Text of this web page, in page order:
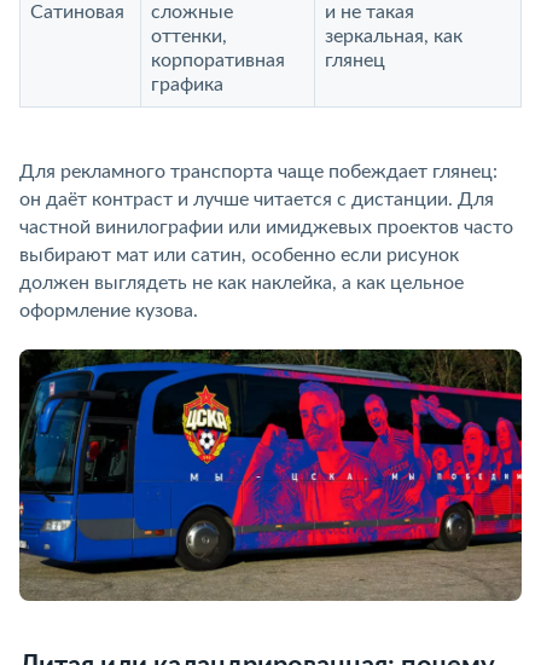
Сатиновая
сложные
оттенки,
корпоративная
графика
и не такая
зеркальная, как
глянец
Для рекламного транспорта чаще побеждает глянец:
он даёт контраст и лучше читается с дистанции. Для
частной винилографии или имиджевых проектов часто
выбирают мат или сатин, особенно если рисунок
должен выглядеть не как наклейка, а как цельное
оформление кузова.